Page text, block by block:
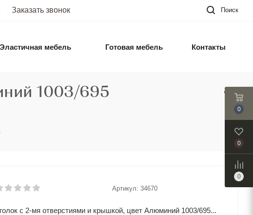
Заказать звонок Поиск
Эластичная мебель Готовая мебель Контакты
1003/695
Артикул: 34670
с 2-мя отверстиями и крышкой, цвет Алюминий 1003/695...
0
0
0